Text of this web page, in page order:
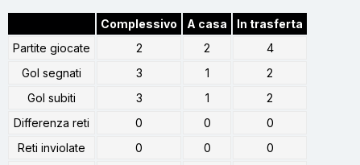
Complessivo A casa
In trasferta
Partite giocate
2 2
4
Gol segnati
3 1
2
Gol subiti
3 1
2
Differenza reti
0 0
0
Reti inviolate
0 0
0